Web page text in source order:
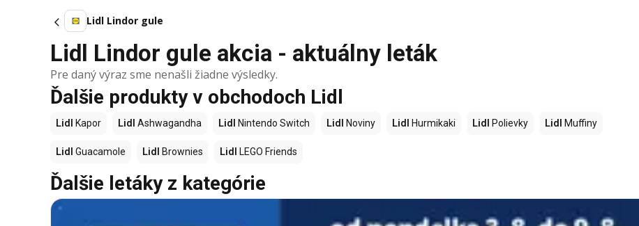
Lidl Lindor gule
Lidl Lindor gule akcia - aktuálny leták
Pre daný výraz sme nenašli žiadne výsledky.
Ďalšie produkty v obchodoch Lidl
Lidl Kapor Lidl Ashwagandha Lidl Nintendo Switch Lidl Noviny Lidl Hurmikaki Lidl Polievky Lidl Muffiny
Lidl Guacamole Lidl Brownies Lidl LEGO Friends
Ďalšie letáky z kategórie